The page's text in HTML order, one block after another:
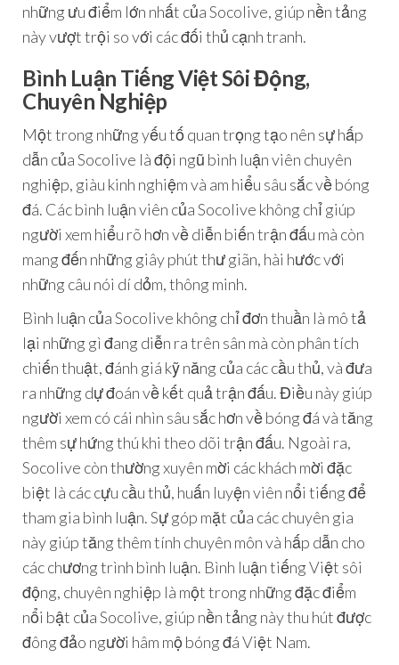
những ưu điểm lớn nhất của Socolive, giúp nền tảng
này vượt trội so với các đối thủ cạnh tranh.
Bình Luận Tiếng Việt Sôi Động,
Chuyên Nghiệp
Một trong những yếu tố quan trọng tạo nên sự hấp
dẫn của Socolive là đội ngũ bình luận viên chuyên
nghiệp, giàu kinh nghiệm và am hiểu sâu sắc về bóng
đá. Các bình luận viên của Socolive không chỉ giúp
người xem hiểu rõ hơn về diễn biến trận đấu mà còn
mang đến những giây phút thư giãn, hài hước với
những câu nói dí dỏm, thông minh.
Bình luận của Socolive không chỉ đơn thuần là mô tả
lại những gì đang diễn ra trên sân mà còn phân tích
chiến thuật, đánh giá kỹ năng của các cầu thủ, và đưa
ra những dự đoán về kết quả trận đấu. Điều này giúp
người xem có cái nhìn sâu sắc hơn về bóng đá và tăng
thêm sự hứng thú khi theo dõi trận đấu. Ngoài ra,
Socolive còn thường xuyên mời các khách mời đặc
biệt là các cựu cầu thủ, huấn luyện viên nổi tiếng để
tham gia bình luận. Sự góp mặt của các chuyên gia
này giúp tăng thêm tính chuyên môn và hấp dẫn cho
các chương trình bình luận. Bình luận tiếng Việt sôi
động, chuyên nghiệp là một trong những đặc điểm
nổi bật của Socolive, giúp nền tảng này thu hút được
đông đảo người hâm mộ bóng đá Việt Nam.